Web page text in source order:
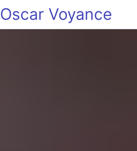
Oscar Voyance